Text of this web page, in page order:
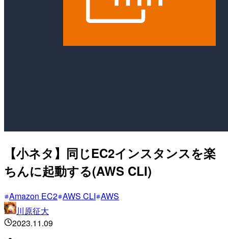
【小ネタ】同じEC2インスタンスを楽
ちんに起動する(AWS CLI)
Amazon EC2 AWS CLI AWS
川原征大
2023.11.09